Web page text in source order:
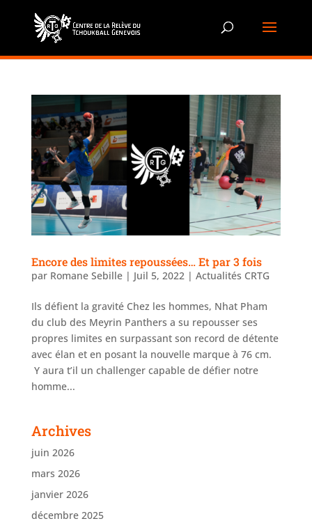
Encore des limites repoussées… Et par 3 fois
par Romane Sebille| Juil 5, 2022 | Actualités CRTG
Ils défient la gravité Chez les hommes, Nhat Pham
du club des Meyrin Panthers a su repousser ses
propres limites en surpassant son record de détente
avec élan et en posant la nouvelle marque à 76 cm.
Y aura t’il un challenger capable de défier notre
homme...
Archives
juin 2026
mars 2026
janvier 2026
décembre 2025